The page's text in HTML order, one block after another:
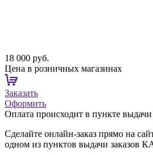
18 000 руб.
Цена в розничных магазинах
Заказать
Оформить
Оплата происходит в пункте выдачи
Сделайте онлайн-заказ прямо на
одном из пунктов выдачи заказов